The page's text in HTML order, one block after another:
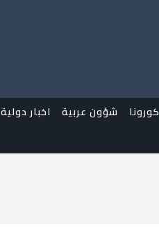
كورونا شؤون عربية اخبار دولية